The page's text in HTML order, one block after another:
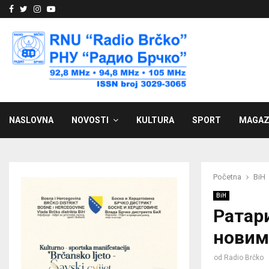
Facebook
Twitter
Instagram
Youtube
NASLOVNA NOVOSTI KULTURA SPORT
Početna BiH
BiH
od Radio Brčko